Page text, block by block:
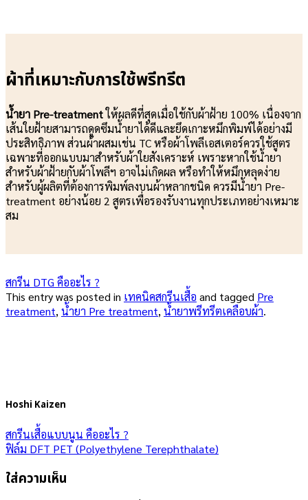
ผ้าที่เหมาะกับการใช้พรีทรีต
น้ำยา Pre-treatmentให้ผลดีที่สุดเมื่อใช้กับผ้าฝ้าย 100% เนื่องจาก
เส้นใยฝ้ายสามารถดูดซึมน้ำยาได้ดีและยึดเกาะหมึกพิมพ์ได้อย่างมี
ประสิทธิภาพ ส่วนผ้าผสมเช่น TC หรือผ้าโพลีเอสเตอร์ควรใช้สูตร
เฉพาะที่ออกแบบมาสำหรับผ้าใยสังเคราะห์ เพราะหากใช้น้ำยา
สำหรับผ้าฝ้ายกับผ้าโพลีฯ อาจไม่เกิดผล หรือทำให้หมึกหลุดง่าย
สำหรับผู้ผลิตที่ต้องการพิมพ์ลงบนผ้าหลากชนิด ควรมีน้ำยา Pre-
treatment อย่างน้อย 2 สูตรเพื่อรองรับงานทุกประเภทอย่างเหมาะ
สม
สกรีน DTG คืออะไร ?
This entry was posted in เทคนิคสกรีนเสื้อ and tagged Pre
treatment, น้ำยา Pre treatment, น้ำยาพรีทรีตเคลือบผ้า.
Hoshi Kaizen
สกรีนเสื้อแบบนูน คืออะไร ?
ฟิล์ม DFT PET (Polyethylene Terephthalate)
ใส่ความเห็น